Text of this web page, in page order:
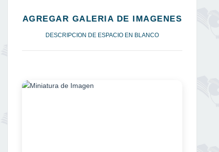
AGREGAR GALERIA DE IMAGENES
DESCRIPCION DE ESPACIO EN BLANCO